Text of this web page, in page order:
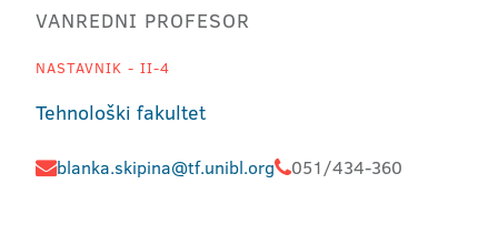
VANREDNI PROFESOR
NASTAVNIK - II-4
Tehnološki fakultet
blanka.skipina@tf.unibl.org 051/434-360